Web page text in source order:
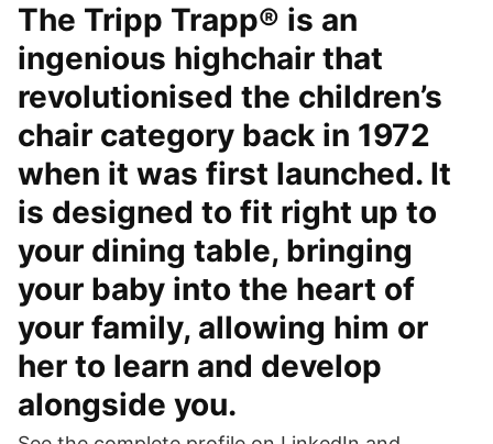
The Tripp Trapp® is an
ingenious highchair that
revolutionised the children’s
chair category back in 1972
when it was first launched. It
is designed to fit right up to
your dining table, bringing
your baby into the heart of
your family, allowing him or
her to learn and develop
alongside you.